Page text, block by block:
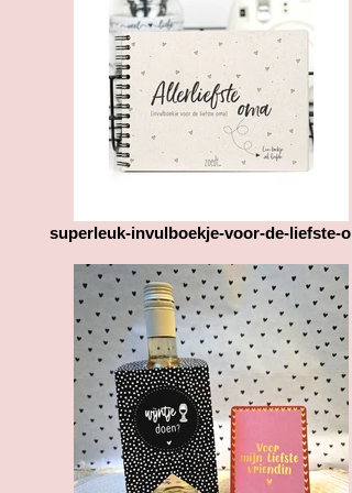
voor de verzendkosten. Heeft u
gekozen voor afhalen? Dan
bespreken we met u een dag en tijd
om het pakket(je) op ons afhaal
adres af te komen halen.
Heeft u bepaalde vragen over het
product of de verzending
goed eindproduct af te leveren.
superleuk-invulboekje-voor-de-liefste-